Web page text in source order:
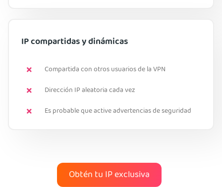
IP compartidas y dinámicas
Compartida con otros usuarios de la VPN
Dirección IP aleatoria cada vez
Es probable que active advertencias de seguridad
Obtén tu IP exclusiva